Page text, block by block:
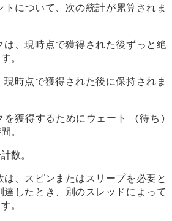
について、次の統計が累算されま
、現時点で獲得された後ずっと絶
。
時点で獲得された後に保持されま
を獲得するためにウェート (待ち)
。
数。
、スピンまたはスリープを必要と
したとき、別のスレッドによって
。